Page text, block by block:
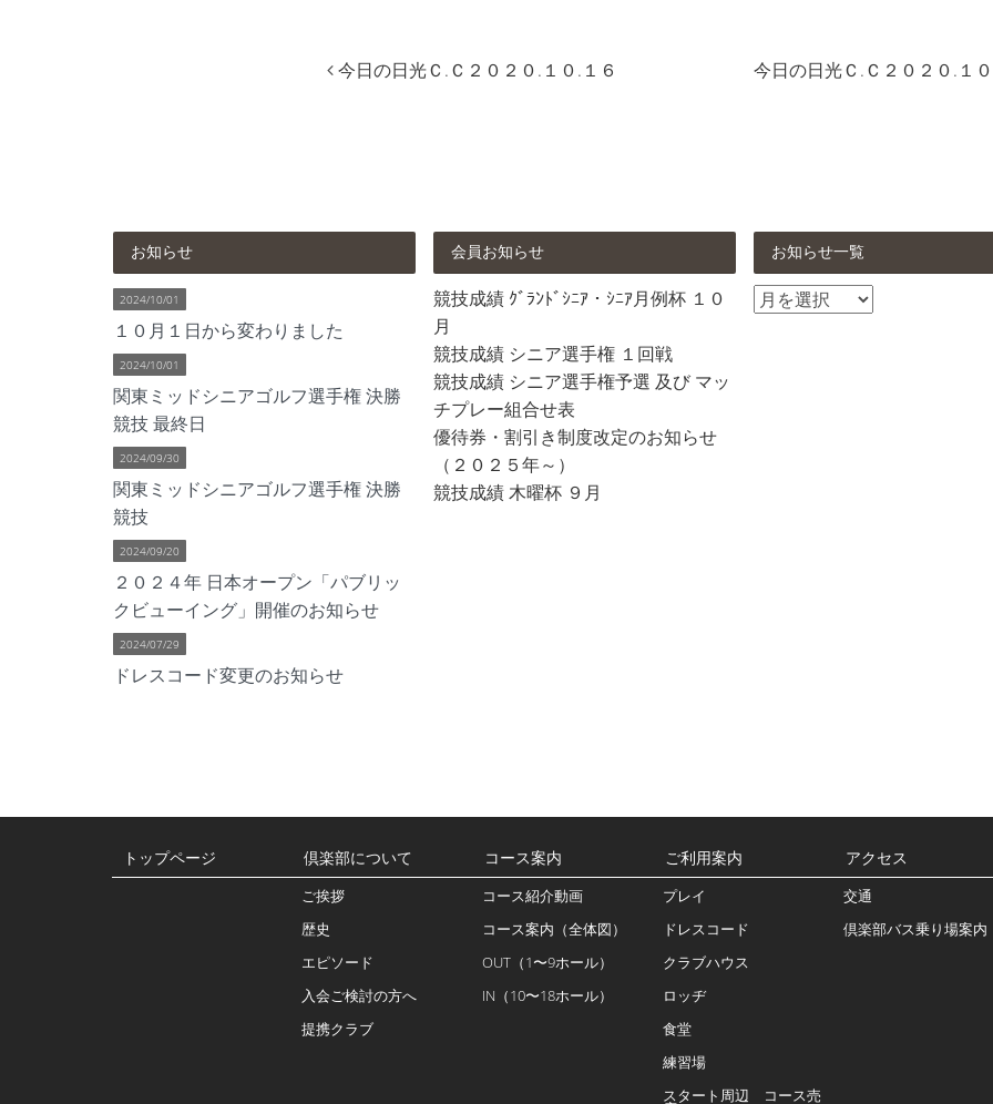
今日の日光Ｃ.Ｃ２０２０.１０.１６ 今日の日光Ｃ.Ｃ２０２０.１
お知らせ
2024/10/01
１０月１日から変わりました
2024/10/01
関東ミッドシニアゴルフ選手権 決勝
競技 最終日
2024/09/30
関東ミッドシニアゴルフ選手権 決勝
競技
2024/09/20
２０２４年 日本オープン「パブリッ
クビューイング」開催のお知らせ
2024/07/29
ドレスコード変更のお知らせ
会員お知らせ
競技成績 ｸﾞﾗﾝﾄﾞｼﾆｱ・ｼﾆｱ月例杯 １０
月
競技成績 シニア選手権 １回戦
競技成績 シニア選手権予選 及び マッ
チプレー組合せ表
優待券・割引き制度改定のお知らせ
（２０２５年～）
競技成績 木曜杯 ９月
お知らせ一覧
お
トップページ 倶楽部について
ご挨拶
歴史
エピソード
入会ご検討の方へ
提携クラブ
コース案内
コース紹介動画
コース案内（全体図）
OUT（1〜9ホール）
IN（10〜18ホール）
ご利用案内
プレイ
ドレスコード
クラブハウス
ロッヂ
食堂
練習場
スタート周辺 コース売
アクセス
交通
倶楽部バス乗り場案内